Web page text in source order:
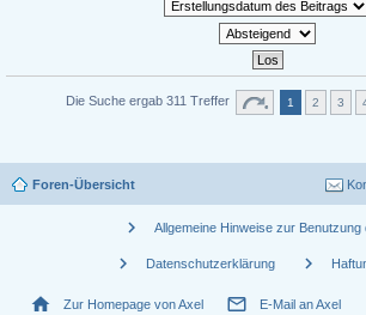
Die Suche ergab 311 Treffer 1 2 3
Foren-Übersicht
chevron_right Allgemeine Hinweise zur Benutzung
chevron_right Datenschutzerklärung chevron_right
home Zur Homepage von Axel mail_outline E-Mail an Axel